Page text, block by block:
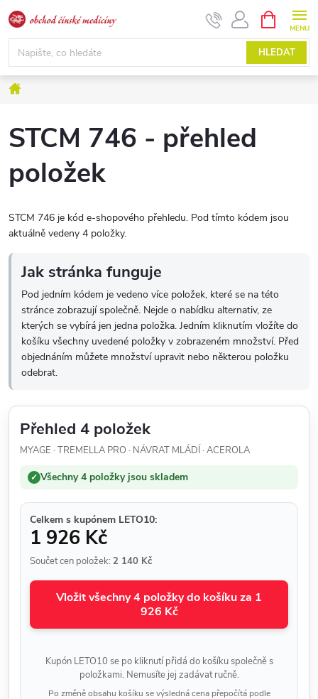
Přejít
na
obsah
HLEDAT
NÁKUPNÍ
KOŠÍK
Domů
STCM 746 - přehled
položek
STCM 746 je kód e-shopového přehledu. Pod tímto kódem jsou
aktuálně vedeny 4 položky.
Jak stránka funguje
Pod jedním kódem je vedeno více položek, které se na této
stránce zobrazují společně. Nejde o nabídku alternativ, ze
kterých se vybírá jen jedna položka. Jedním kliknutím vložíte do
košíku všechny uvedené položky v zobrazeném množství. Před
objednáním můžete množství upravit nebo některou položku
odebrat.
Přehled 4 položek
MYAGE · TREMELLA PRO · NÁVRAT MLÁDÍ · ACEROLA
✓ Všechny 4 položky jsou skladem
Celkem s kupónem LETO10:
1 926 Kč
Součet cen položek: 2 140 Kč
Vložit všechny 4 položky do košíku za 1
926 Kč
Kupón LETO10 se po kliknutí přidá do košíku společně s
položkami. Nemusíte jej zadávat ručně.
Po změně obsahu košíku se výsledná cena přepočítá podle